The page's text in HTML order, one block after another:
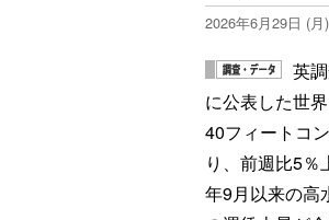
2026年6月29日 (月)
英
に公表した世
40フィートコ
り、前週比5
年9月以来の高